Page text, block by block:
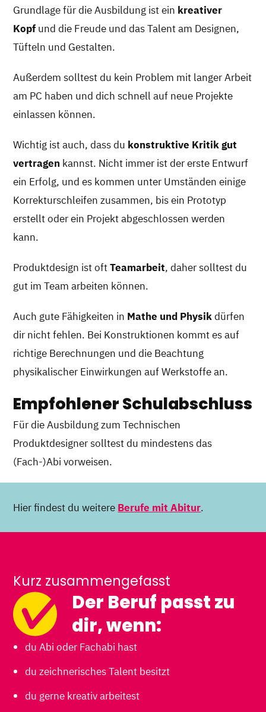
Grundlage für die Ausbildung ist ein kreativer
Kopf und die Freude und das Talent am Designen,
Tüfteln und Gestalten.
Außerdem solltest du kein Problem mit langer Arbeit
am PC haben und dich schnell auf neue Projekte
einlassen können.
Wichtig ist auch, dass du konstruktive Kritik gut
vertragen kannst. Nicht immer ist der erste Entwurf
ein Erfolg, und es kommen unter Umständen einige
Korrekturschleifen zusammen, bis ein Prototyp
erstellt oder ein Projekt abgeschlossen werden
kann.
Produktdesign ist oftTeamarbeit, daher solltest du
gut im Team arbeiten können.
Auch gute Fähigkeiten in Mathe und Physikdürfen
dir nicht fehlen. Bei Konstruktionen kommt es auf
richtige Berechnungen und die Beachtung
physikalischer Einwirkungen auf Werkstoffe an.
Empfohlener Schulabschluss
Für die Ausbildung zum Technischen
Produktdesigner solltest du mindestens das
(Fach-)Abi vorweisen.
Hier findest du weitere Berufe mit Abitur.
Kurz zusammengefasst
Der Beruf passt zu
dir, wenn:
du Abi oder Fachabi hast
du zeichnerisches Talent besitzt
du gerne kreativ arbeitest